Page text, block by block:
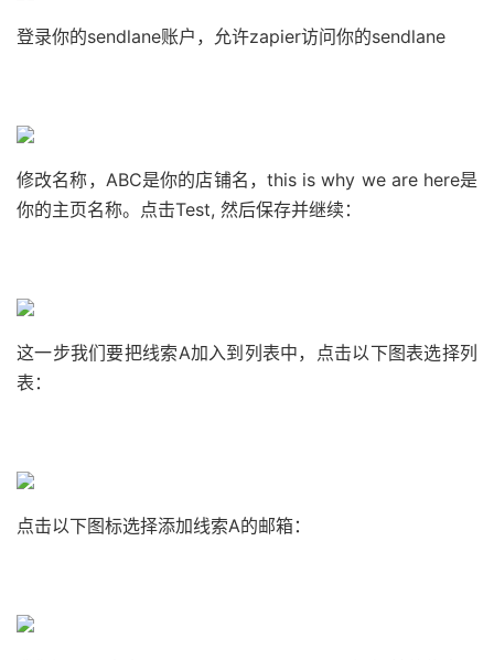
登录你的sendlane账户，允许zapier访问你的sendlane
修改名称，ABC是你的店铺名，this is why we are here是
你的主页名称。 点击Test, 然后保存并继续：
这一步我们要把线索A加入到列表中，点击以下图表选择列
表：
点击以下图标选择添加线索A的邮箱：